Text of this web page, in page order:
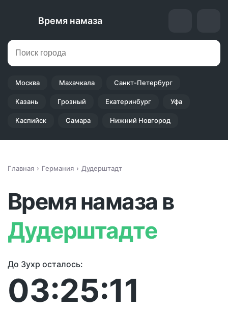
Время намаза
Москва Махачкала Санкт-Петербург
Казань Грозный Екатеринбург Уфа
Каспийск Самара Нижний Новгород
Главная Германия Дудерштадт
Время намаза в
Дудерштадте
До Зухр осталось:
03:25:11